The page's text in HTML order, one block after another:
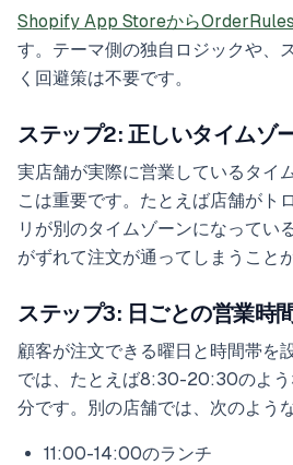
Shopify App Storeから
す。テーマ側の独自ロジックや、
く回避策は不要です。
ステップ2: 正しいタイムゾ
実店舗が実際に営業しているタイ
こは重要です。たとえば店舗がト
リが別のタイムゾーンになっている
がずれて注文が通ってしまうこと
ステップ3: 日ごとの営業時
顧客が注文できる曜日と時間帯を
では、たとえば8:30-20:30のよう
分です。別の店舗では、次のよう
11:00-14:00のランチ